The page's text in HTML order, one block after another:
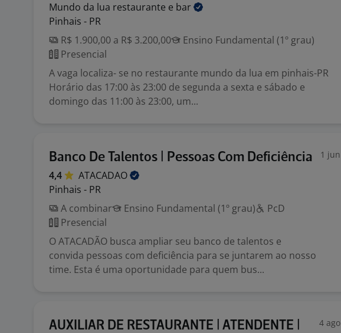
Mundo da lua restaurante e bar
Pinhais - PR
R$ 1.900,00 a R$ 3.200,00
Ensino Fundamental (1º grau)
Presencial
A vaga localiza- se no restaurante mundo da lua em pinhais-PR
Horário das 17:00 às 23:00 de segunda a sexta e sábado e
domingo das 11:00 às 23:00, um...
Banco De Talentos | Pessoas Com Deficiência 1 jun
4,4
ATACADAO
Pinhais - PR
A combinar
Ensino Fundamental (1º grau)
PcD
Presencial
O ATACADÃO busca ampliar seu banco de talentos e
convida pessoas com deficiência para se juntarem ao nosso
time. Esta é uma oportunidade para quem bus...
AUXILIAR DE RESTAURANTE | ATENDENTE |
4 ago